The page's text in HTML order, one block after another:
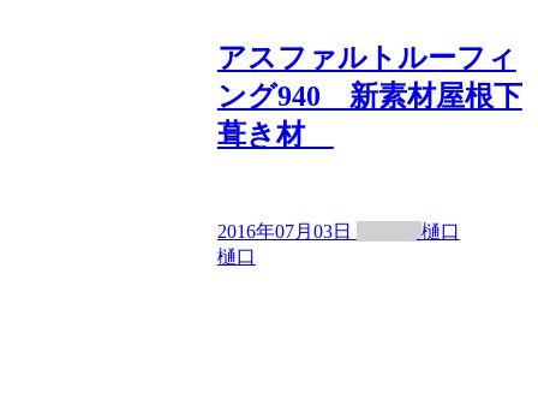
アスファルトルーフィ
ング940 新素材屋根下
葺き材
2016年07月03日
樋口
樋口